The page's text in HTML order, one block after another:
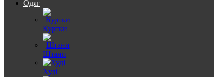
Одяг
Куртки
Штани
Худі